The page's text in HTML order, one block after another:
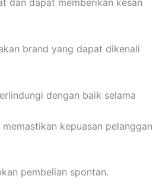
dan dapat memberikan kesan
brand yang dapat dikenali
dengan baik selama
kepuasan pelanggan
pembelian spontan.